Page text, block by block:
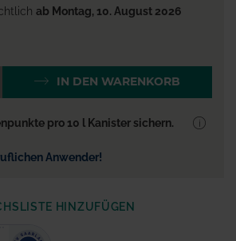
ab Montag, 10. August 2026
IN DEN WARENKORB
pro 10 l Kanister sichern.
Anwender!
HINZUFÜGEN